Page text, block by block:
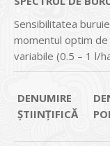
Sensibilitatea
momentul optim
variabile (0.5 – 1 l/
DENUMIRE
ȘTIINȚIFICĂ